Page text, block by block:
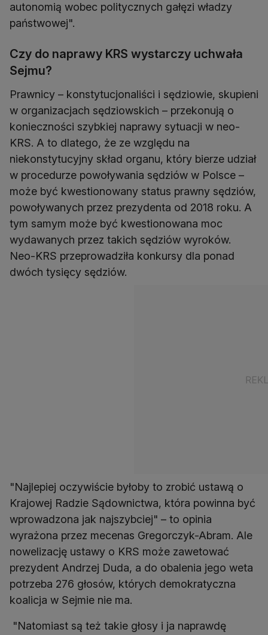
autonomią wobec politycznych gałęzi władzy
państwowej".
Czy do naprawy KRS wystarczy uchwała
Sejmu?
Prawnicy – konstytucjonaliści i sędziowie, skupieni
w organizacjach sędziowskich ­– przekonują o
konieczności szybkiej naprawy sytuacji w neo-
KRS. A to dlatego, że ze względu na
niekonstytucyjny skład organu, który bierze udział
w procedurze powoływania sędziów w Polsce –
może być kwestionowany status prawny sędziów,
powoływanych przez prezydenta od 2018 roku. A
tym samym może być kwestionowana moc
wydawanych przez takich sędziów wyroków.
Neo-KRS przeprowadziła konkursy dla ponad
dwóch tysięcy sędziów.
"Najlepiej oczywiście byłoby to zrobić ustawą o
Krajowej Radzie Sądownictwa, która powinna być
wprowadzona jak najszybciej" – to opinia
wyrażona przez mecenas Gregorczyk-Abram. Ale
nowelizację ustawy o KRS może zawetować
prezydent Andrzej Duda, a do obalenia jego weta
potrzeba 276 głosów, których demokratyczna
koalicja w Sejmie nie ma.
"Natomiast są też takie głosy i ja naprawdę